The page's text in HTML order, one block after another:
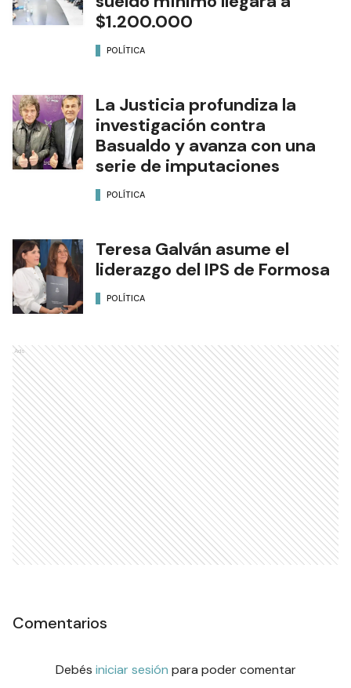
$1.200.000
POLÍTICA
La Justicia profundiza la
investigación contra
Basualdo y avanza con una
serie de imputaciones
POLÍTICA
Teresa Galván asume el
liderazgo del IPS de Formosa
POLÍTICA
Ads
Comentarios
Debés iniciar sesión para poder comentar